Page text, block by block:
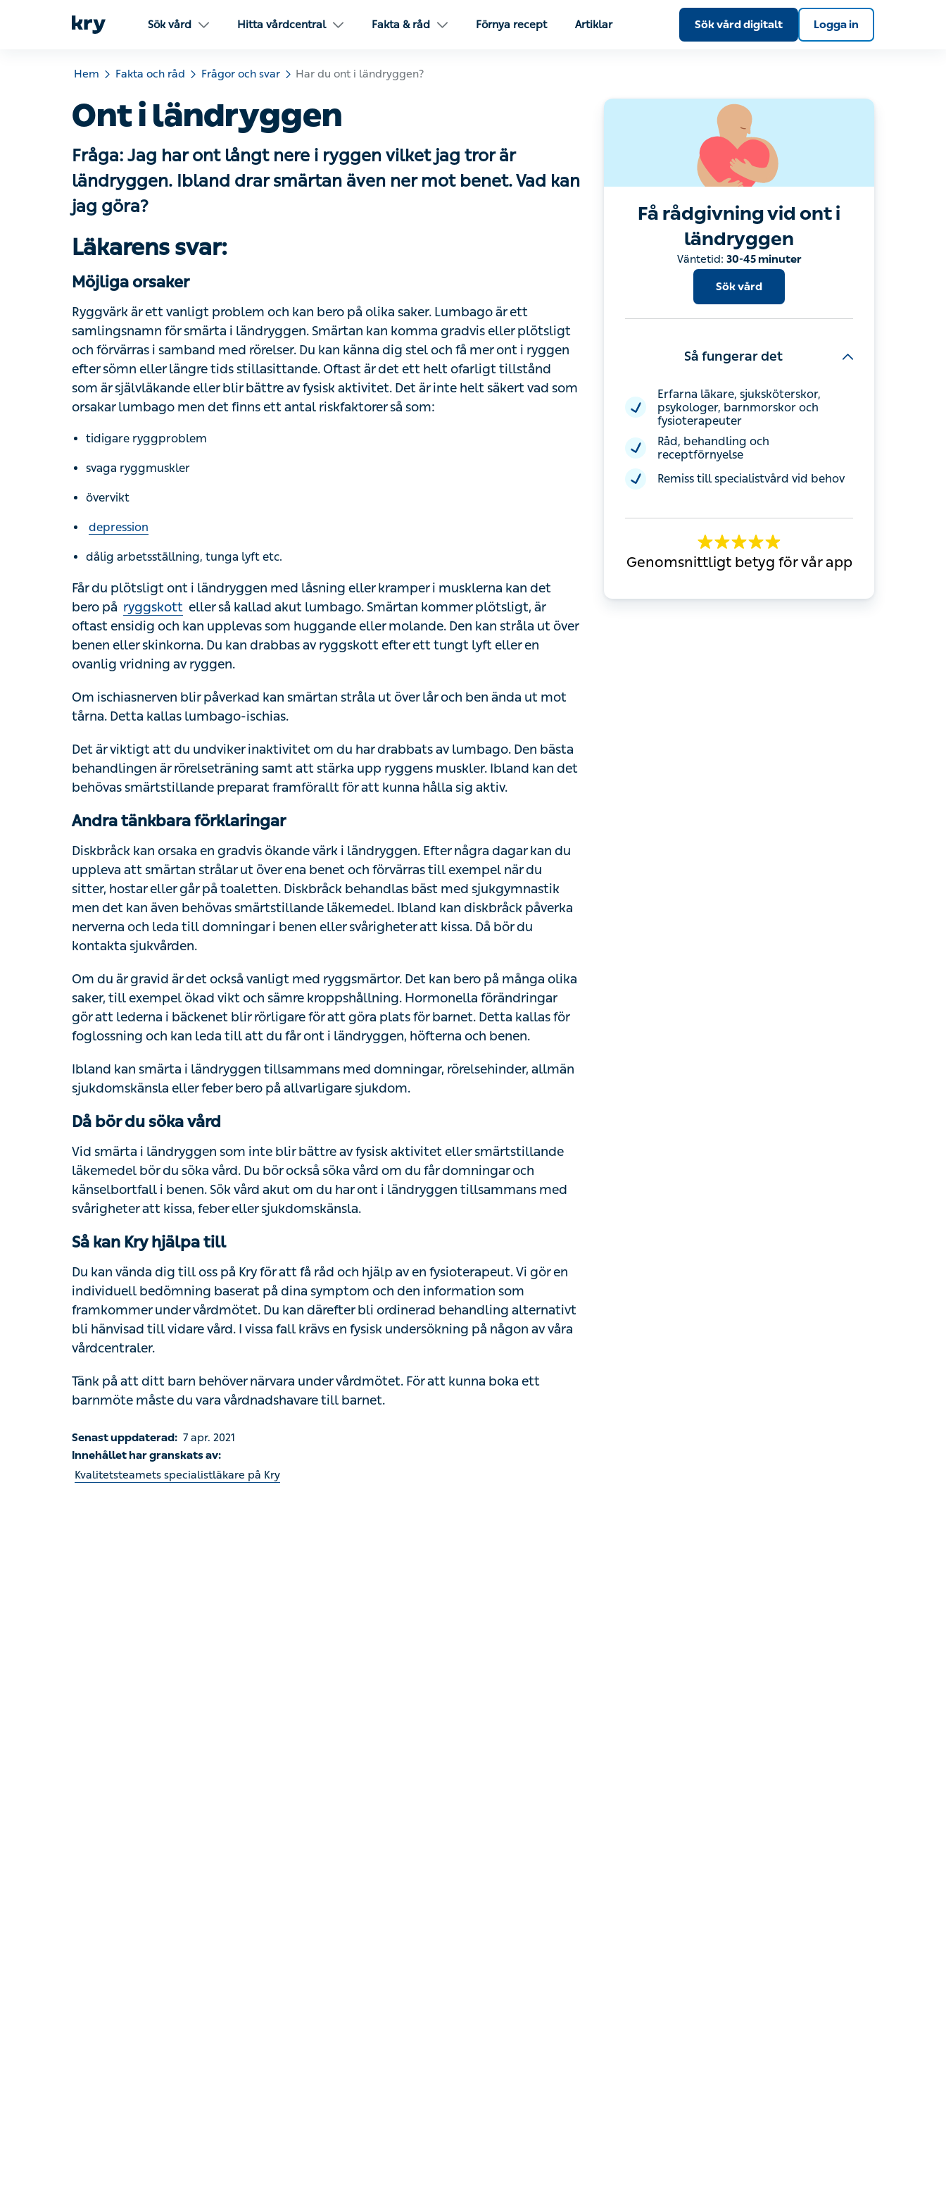
Sök vård Hitta vårdcentral Fakta & råd Förnya recept Artiklar Sök vård digitalt Logga in
Hem Fakta och råd Frågor och svar Har du ont i ländryggen?
Ont i ländryggen
Fråga: Jag har ont långt nere i ryggen vilket jag tror är
ländryggen. Ibland drar smärtan även ner mot benet. Vad kan
jag göra?
Läkarens svar:
Möjliga orsaker
Ryggvärk är ett vanligt problem och kan bero på olika saker. Lumbago är ett
samlingsnamn för smärta i ländryggen. Smärtan kan komma gradvis eller plötsligt och
förvärras i samband med rörelser. Du kan känna dig stel och få mer ont i ryggen efter
sömn eller längre tids stillasittande. Oftast är det ett helt ofarligt tillstånd som är
självläkande eller blir bättre av fysisk aktivitet. Det är inte helt säkert vad som orsakar
lumbago men det finns ett antal riskfaktorer så som:
tidigare ryggproblem
svaga ryggmuskler
övervikt
depression
dålig arbetsställning, tunga lyft etc.
Får du plötsligt ont i ländryggen med låsning eller kramper i musklerna kan det bero på
ryggskotteller så kallad akut lumbago. Smärtan kommer plötsligt, är oftast ensidig och
kan upplevas som huggande eller molande. Den kan stråla ut över benen eller skinkorna.
Du kan drabbas av ryggskott efter ett tungt lyft eller en ovanlig vridning av ryggen.
Detta kallas lumbago-ischias.
behandlingen är rörelseträning samt att stärka upp ryggens muskler. Ibland kan det
behövas smärtstillande preparat framförallt för att kunna hålla sig aktiv.
Diskbråck kan orsaka en gradvis ökande värk i ländryggen. Efter några dagar kan du
uppleva att smärtan strålar ut över ena benet och förvärras till exempel när du sitter,
hostar eller går på toaletten. Diskbråck behandlas bäst med sjukgymnastik men det kan
även behövas smärtstillande läkemedel. Ibland kan diskbråck påverka nerverna och leda
till domningar i benen eller svårigheter att kissa. Då bör du kontakta sjukvården.
Om du är gravid är det också vanligt med ryggsmärtor. Det kan bero på många olika
lederna i bäckenet blir rörligare för att göra plats för barnet. Detta kallas för foglossning
och kan leda till att du får ont i ländryggen, höfterna och benen.
Ibland kan smärta i ländryggen tillsammans med domningar, rörelsehinder, allmän
Då bör du söka vård
Vid smärta i ländryggen som inte blir bättre av fysisk aktivitet eller smärtstillande
känselbortfall i benen. Sök vård akut om du har ont i ländryggen tillsammans med
svårigheter att kissa, feber eller sjukdomskänsla.
Så kan Kry hjälpa till
Du kan vända dig till oss på Kry för att få råd och hjälp av en fysioterapeut. Vi gör en
individuell bedömning baserat på dina symptom och den information som framkommer
under vårdmötet. Du kan därefter bli ordinerad behandling alternativt bli hänvisad till
vidare vård. I vissa fall krävs en fysisk undersökning på någon av våra vårdcentraler.
Tänk på att ditt barn behöver närvara under vårdmötet. För att kunna boka ett barnmöte
måste du vara vårdnadshavare till barnet.
Få rådgivning vid ont i
ländryggen
Sök vård
Så fungerar det
Erfarna läkare, sjuksköterskor,
psykologer, barnmorskor och
fysioterapeuter
Råd, behandling och receptförnyelse
Remiss till specialistvård vid behov
Genomsnittligt betyg för vår app
Senast uppdaterad: 7 apr. 2021
Innehållet har granskats av: